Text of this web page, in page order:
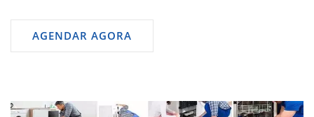
AGENDAR AGORA